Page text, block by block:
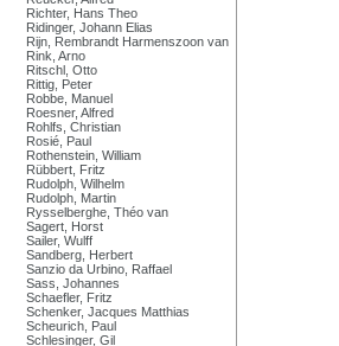
Richter, Hans Theo
Ridinger, Johann Elias
Rijn, Rembrandt Harmenszoon van
Rink, Arno
Ritschl, Otto
Rittig, Peter
Robbe, Manuel
Roesner, Alfred
Rohlfs, Christian
Rosié, Paul
Rothenstein, William
Rübbert, Fritz
Rudolph, Wilhelm
Rudolph, Martin
Rysselberghe, Théo van
Sagert, Horst
Sailer, Wulff
Sandberg, Herbert
Sanzio da Urbino, Raffael
Sass, Johannes
Schaefler, Fritz
Schenker, Jacques Matthias
Scheurich, Paul
Schlesinger, Gil